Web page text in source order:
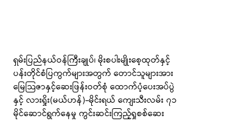
ရှမ်းပြည်နယ်ဝန်ကြီးချုပ်၊ မိုးစပါးမျိုးစေ့ထုတ်နှင့်
ပန်းတိုင်စံပြကွက်များအတွက် တောင်သူများအား
မြေသြဇာနှင့်ဆေးဖြန်းဝတ်စုံ ထောက်ပံ့ပေးအပ်ပွဲ
နှင့် လားရှိုး(မယ်ဟန်)-မိုင်းရယ် ကျေးသီးလမ်း ၇၁
မိုင်ဆောင်ရွက်နေမှု ကွင်းဆင်းကြည့်ရှုစစ်ဆေး